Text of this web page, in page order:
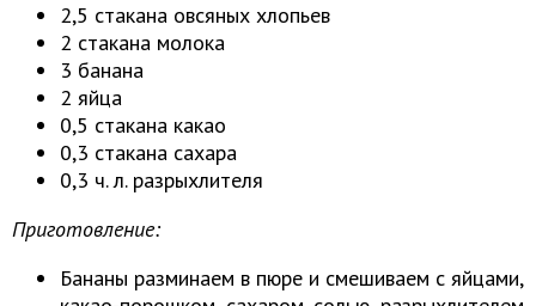
2,5 стакана овсяных хлопьев
2 стакана молока
3 банана
2 яйца
0,5 стакана какао
0,3 стакана сахара
0,3 ч. л. разрыхлителя
Приготовление:
Бананы разминаем в пюре и смешиваем с яйцами,